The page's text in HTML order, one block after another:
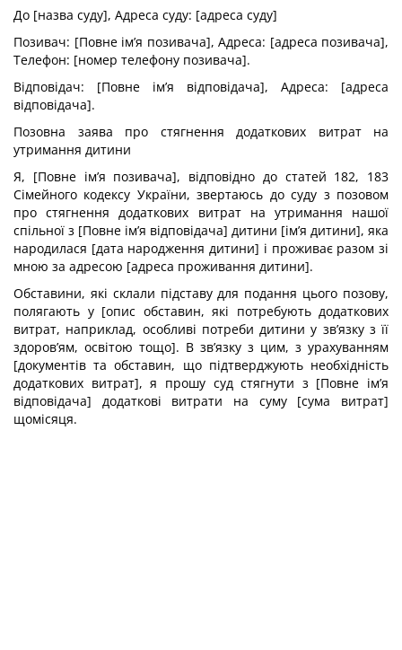
До [назва суду], Адреса суду: [адреса суду]
Позивач: [Повне ім’я позивача], Адреса: [адреса позивача],
Телефон: [номер телефону позивача].
Відповідач: [Повне ім’я відповідача], Адреса: [адреса
відповідача].
Позовна заява про стягнення додаткових витрат на
утримання дитини
Я, [Повне ім’я позивача], відповідно до статей 182, 183
Сімейного кодексу України, звертаюсь до суду з позовом
про стягнення додаткових витрат на утримання нашої
спільної з [Повне ім’я відповідача] дитини [ім’я дитини], яка
народилася [дата народження дитини] і проживає разом зі
мною за адресою [адреса проживання дитини].
Обставини, які склали підставу для подання цього позову,
полягають у [опис обставин, які потребують додаткових
витрат, наприклад, особливі потреби дитини у зв’язку з її
здоров’ям, освітою тощо]. В зв’язку з цим, з урахуванням
[документів та обставин, що підтверджують необхідність
додаткових витрат], я прошу суд стягнути з [Повне ім’я
відповідача] додаткові витрати на суму [сума витрат]
щомісяця.